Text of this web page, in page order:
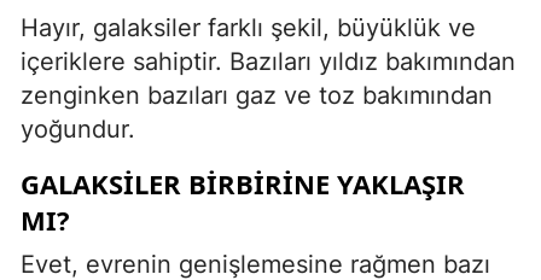
Hayır, galaksiler farklı şekil, büyüklük ve
içeriklere sahiptir. Bazıları yıldız bakımından
zenginken bazıları gaz ve toz bakımından
yoğundur.
GALAKSILER BIRBIRINE YAKLAŞIR
MI?
Evet, evrenin genişlemesine rağmen bazı